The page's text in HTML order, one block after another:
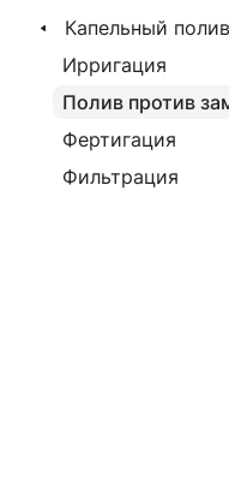
Капельный полив
Ирригация
Полив против
Фертигация
Фильтрация